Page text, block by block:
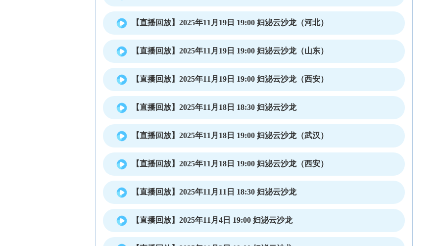
【直播回放】2025年11月19日 19:00 妇泌云沙龙（河北）
【直播回放】2025年11月19日 19:00 妇泌云沙龙（山东）
【直播回放】2025年11月19日 19:00 妇泌云沙龙（西安）
【直播回放】2025年11月18日 18:30 妇泌云沙龙
【直播回放】2025年11月18日 19:00 妇泌云沙龙（武汉）
【直播回放】2025年11月18日 19:00 妇泌云沙龙（西安）
【直播回放】2025年11月11日 18:30 妇泌云沙龙
【直播回放】2025年11月4日 19:00 妇泌云沙龙